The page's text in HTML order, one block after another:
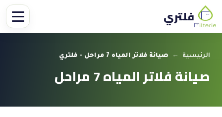
فلتري
الرئيسية ← صيانة فلاتر المياه 7 مراحل - فلتري
صيانة فلاتر المياه 7 مراحل